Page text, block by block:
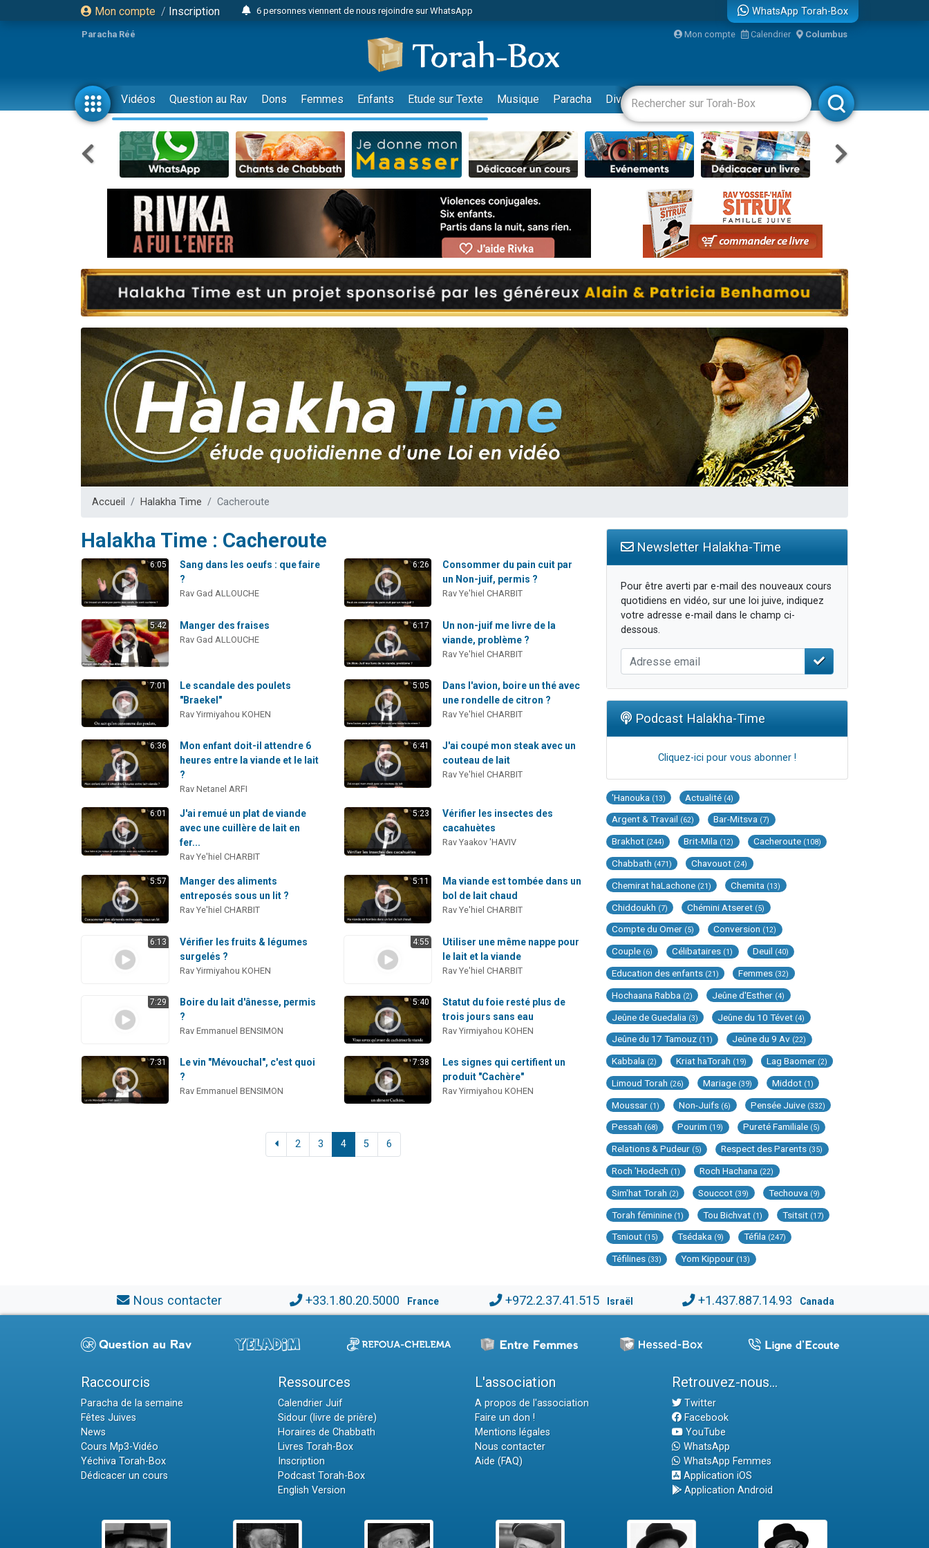
Mon compte / Inscription
6 personnes viennent de nous rejoindre sur WhatsApp
2 personnes viennent de faire un don pour 1 Journée de Vacances Pour les Enfants
17 personnes viennent de demander une bénédiction
4 personnes viennent de nous rejoindre sur WhatsApp
Il reste 49 places pour étudier en groupe sur Zoom
23 personnes viennent de faire un don pour Diane, 80 ans, dans un appartement insalubre
Eva vient de donner son Maasser
4 personnes viennent de nous rejoindre sur WhatsApp
3 personnes viennent de nous rejoindre sur WhatsApp
3 personnes viennent de faire un don pour 5 jours de vacances aux Orphelins
Odaya vient de donner son Maasser
13 personnes viennent de demander une bénédiction
30 personnes viennent de faire un don pour Sauvez la jambe de Yohan
12 nouvelles musiques dans Torah-Box Music
3 personnes viennent de nous rejoindre sur WhatsApp
2 personnes viennent de nous rejoindre sur WhatsApp
2 personnes viennent de nous rejoindre sur WhatsApp
WhatsApp Torah-Box
Paracha Réé Mon compte Calendrier Columbus
Vidéos Question au Rav Dons Femmes Enfants Etude sur Texte Musique Paracha Divertissements Livres Rabbanim
Accueil Halakha Time Cacheroute
Halakha Time : Cacheroute
6:05
Sang dans les oeufs : que faire
?
Rav Gad ALLOUCHE
6:26
Consommer du pain cuit par
un Non-juif, permis ?
Rav Ye'hiel CHARBIT
5:42 Manger des fraises
Rav Gad ALLOUCHE
6:17
Un non-juif me livre de la
viande, problème ?
Rav Ye'hiel CHARBIT
7:01
Le scandale des poulets
"Braekel"
Rav Yirmiyahou KOHEN
5:05
Dans l'avion, boire un thé avec
une rondelle de citron ?
Rav Ye'hiel CHARBIT
6:36
Mon enfant doit-il attendre 6
heures entre la viande et le lait
?
Rav Netanel ARFI
6:41
J'ai coupé mon steak avec un
couteau de lait
Rav Ye'hiel CHARBIT
6:01
J'ai remué un plat de viande
avec une cuillère de lait en
fer...
Rav Ye'hiel CHARBIT
5:23
Vérifier les insectes des
cacahuètes
Rav Yaakov 'HAVIV
5:57
Manger des aliments
entreposés sous un lit ?
Rav Ye'hiel CHARBIT
5:11
Ma viande est tombée dans un
bol de lait chaud
Rav Ye'hiel CHARBIT
6:13
Vérifier les fruits & légumes
surgelés ?
Rav Yirmiyahou KOHEN
4:55
Utiliser une même nappe pour
le lait et la viande
Rav Ye'hiel CHARBIT
7:29
Boire du lait d'ânesse, permis
?
Rav Emmanuel BENSIMON
5:40
Statut du foie resté plus de
trois jours sans eau
Rav Yirmiyahou KOHEN
7:31
Le vin "Mévouchal", c'est quoi
?
Rav Emmanuel BENSIMON
7:38
Les signes qui certifient un
produit "Cachère"
Rav Yirmiyahou KOHEN
2 3 4 5 6
Newsletter Halakha-Time
Pour être averti par e-mail des nouveaux cours
quotidiens en vidéo, sur une loi juive, indiquez
votre adresse e-mail dans le champ ci-
dessous.
Podcast Halakha-Time
Cliquez-ici pour vous abonner !
'Hanouka (13) Actualité (4)
Argent & Travail (62) Bar-Mitsva (7)
Brakhot (244) Brit-Mila (12) Cacheroute (108)
Chabbath (471) Chavouot (24)
Chemirat haLachone (21) Chemita (13)
Chiddoukh (7) Chémini Atseret (5)
Compte du Omer (5) Conversion (12)
Couple (6) Célibataires (1) Deuil (40)
Education des enfants (21) Femmes (32)
Hochaana Rabba (2) Jeûne d'Esther (4)
Jeûne de Guedalia (3) Jeûne du 10 Tévet (4)
Jeûne du 17 Tamouz (11) Jeûne du 9 Av (22)
Kabbala (2) Kriat haTorah (19) Lag Baomer (2)
Limoud Torah (26) Mariage (39) Middot (1)
Moussar (1) Non-Juifs (6) Pensée Juive (332)
Pessah (68) Pourim (19) Pureté Familiale (5)
Relations & Pudeur (5) Respect des Parents (35)
Roch 'Hodech (1) Roch Hachana (22)
Sim'hat Torah (2) Souccot (39) Techouva (9)
Torah féminine (1) Tou Bichvat (1) Tsitsit (17)
Tsniout (15) Tsédaka (9) Téfila (247)
Téfilines (33) Yom Kippour (13)
Nous contacter +33.1.80.20.5000 France +972.2.37.41.515 Israël +1.437.887.14.93 Canada
Raccourcis
Paracha de la semaine
Fêtes Juives
News
Cours Mp3-Vidéo
Yéchiva Torah-Box
Dédicacer un cours
Ressources
Calendrier Juif
Sidour (livre de prière)
Horaires de Chabbath
Livres Torah-Box
Inscription
Podcast Torah-Box
English Version
L'association
A propos de l'association
Faire un don !
Mentions légales
Nous contacter
Aide (FAQ)
Retrouvez-nous...
Twitter
Facebook
YouTube
WhatsApp
WhatsApp Femmes
Application iOS
Application Android